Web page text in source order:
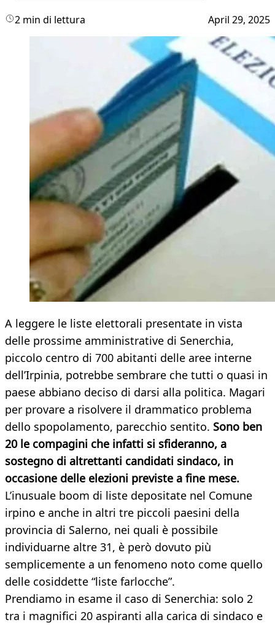
2 min di lettura April 29, 2025
A leggere le liste elettorali presentate in vista
delle prossime amministrative di Senerchia,
piccolo centro di 700 abitanti delle aree interne
dell’Irpinia, potrebbe sembrare che tutti o quasi in
paese abbiano deciso di darsi alla politica. Magari
per provare a risolvere il drammatico problema
dello spopolamento, parecchio sentito. Sono ben
20 le compagini che infatti si sfideranno, a
sostegno di altrettanti candidati sindaco, in
occasione delle elezioni previste a fine mese.
L’inusuale boom di liste depositate nel Comune
irpino e anche in altri tre piccoli paesini della
provincia di Salerno, nei quali è possibile
individuarne altre 31, è però dovuto più
semplicemente a un fenomeno noto come quello
delle cosiddette “liste farlocche”.
Prendiamo in esame il caso di Senerchia: solo 2
tra i magnifici 20 aspiranti alla carica di sindaco e